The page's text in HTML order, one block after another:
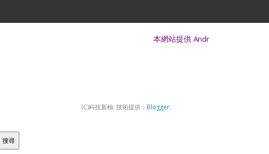
本網站提供 Android、iOS、Windows 硬體、
(C)科技新柚. 技術提供： Blogger.